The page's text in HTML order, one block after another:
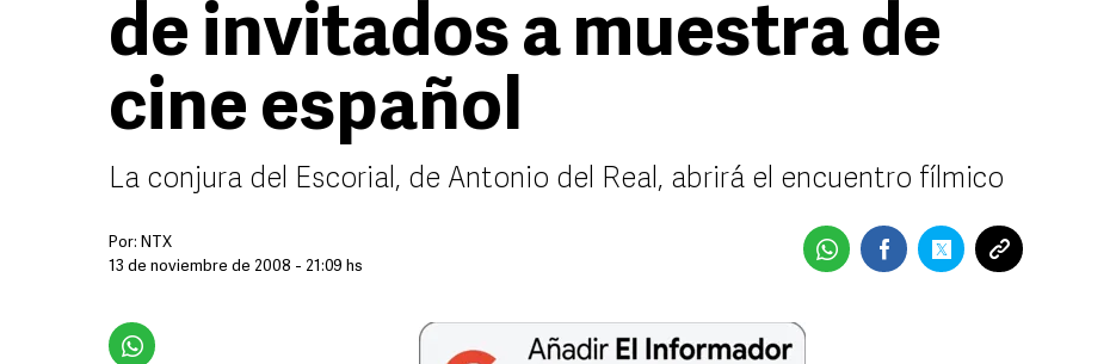
de invitados a muestra de
cine español
La conjura del Escorial, de Antonio del Real, abrirá el encuentro fílmico
Por: NTX
13 de noviembre de 2008 - 21:09 hs